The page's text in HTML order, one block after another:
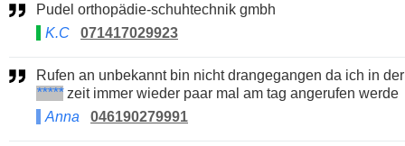
Pudel orthopädie-schuhtechnik gmbh
K.C
071417029923
Rufen an unbekannt bin nicht drangegangen da ich in der
*****zeit immer wieder paar mal am tag angerufen werde
Anna
046190279991